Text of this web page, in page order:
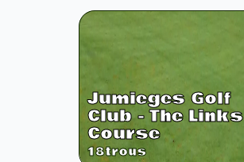
Jumieges Golf
Club - The Links
Course
18trous